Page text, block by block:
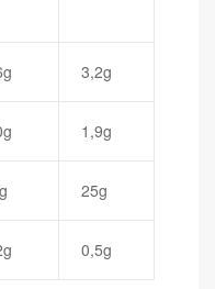
3,2g
1,9g
25g
0,5g